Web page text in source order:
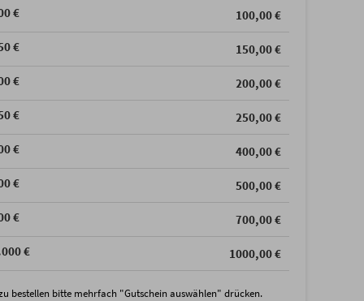
€ 100,00 €
€ 150,00 €
€ 200,00 €
€ 250,00 €
€ 400,00 €
€ 500,00 €
€ 700,00 €
€ 1000,00 €
bestellen bitte mehrfach "Gutschein auswählen" drücken.